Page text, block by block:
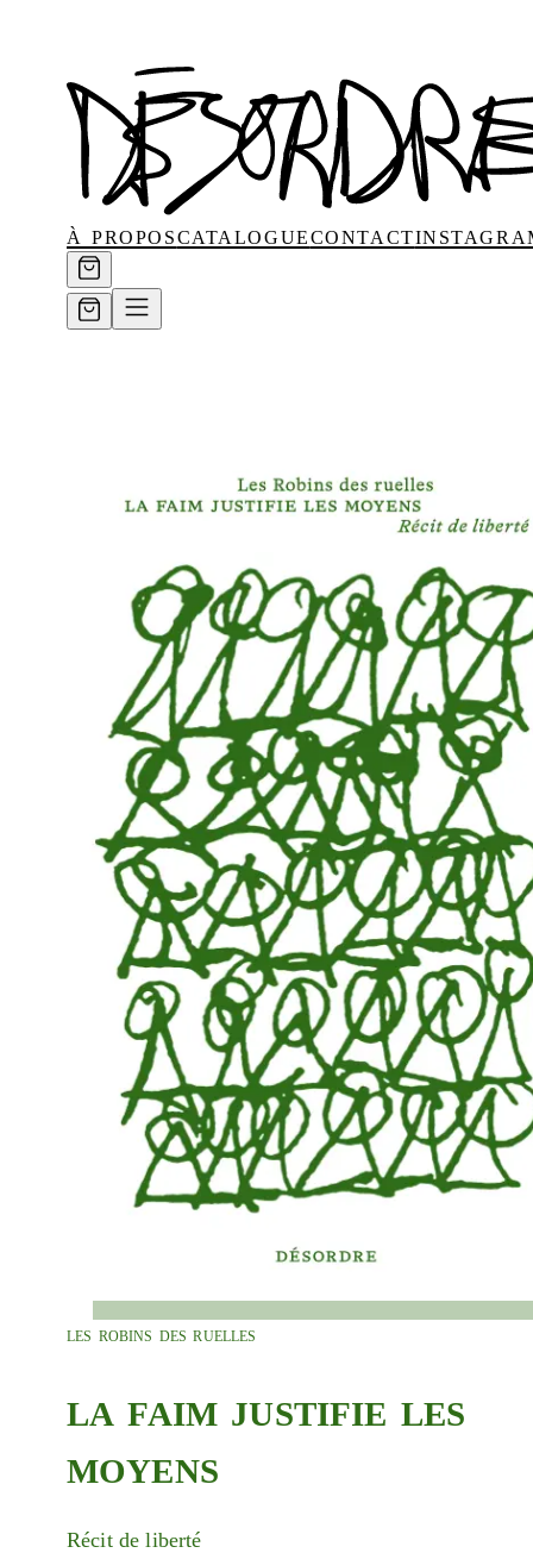
à proposcataloguecontact
les robins des ruelles
la faim justifie les
moyens
Récit de liberté